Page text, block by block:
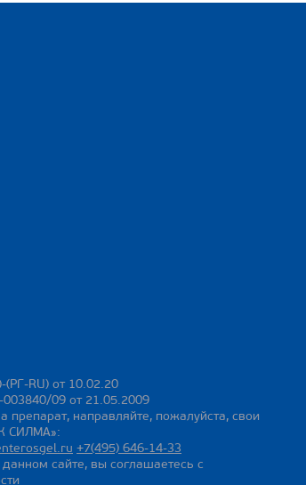
RU) от 10.02.20
09 от 21.05.2009
направляйте, пожалуйста, свои
СИЛМА»:
+7(495) 646-14-33
сайте, вы соглашаетесь с